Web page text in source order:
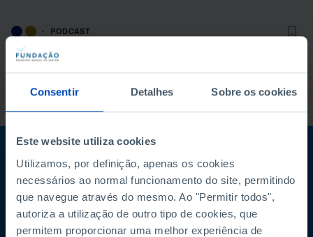
Consentir Detalhes Sobre os cookies
Este website utiliza cookies
Utilizamos, por definição, apenas os cookies
necessários ao normal funcionamento do site, permitindo
que navegue através do mesmo. Ao "Permitir todos",
autoriza a utilização de outro tipo de cookies, que
permitem proporcionar uma melhor experiência de
PODCAST
O que fazer para ganhar mais
competitividade em Portugal e na Europa?
61 MIN
Subscreva a newsletter da Fundação
Mantenha-se a par